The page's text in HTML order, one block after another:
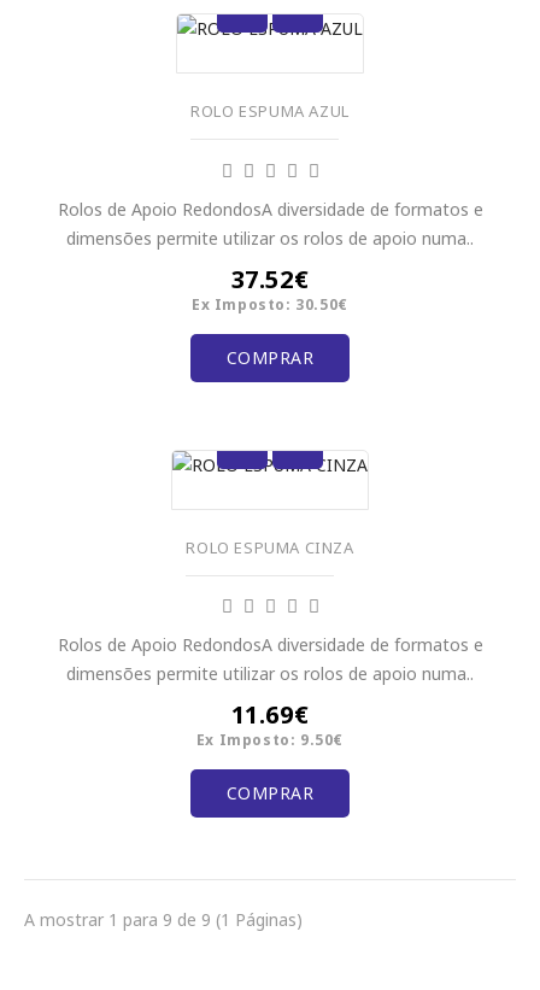
ROLO ESPUMA AZUL
Rolos de Apoio RedondosA diversidade de formatos e
dimensões permite utilizar os rolos de apoio numa..
37.52€
Ex Imposto: 30.50€
COMPRAR
ROLO ESPUMA CINZA
Rolos de Apoio RedondosA diversidade de formatos e
dimensões permite utilizar os rolos de apoio numa..
11.69€
Ex Imposto: 9.50€
COMPRAR
A mostrar 1 para 9 de 9 (1 Páginas)